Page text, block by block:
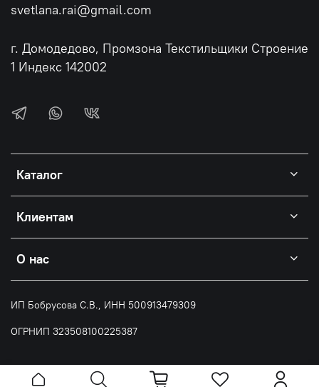
Каталог
Клиентам
О нас
svetlana.rai@gmail.com
г. Домодедово, Промзона Текстильщики Строение
1 Индекс 142002
ИП Бобрусова С.В., ИНН 500913479309
ОГРНИП 323508100225387